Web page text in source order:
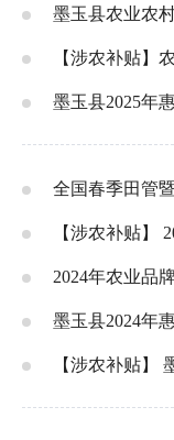
墨玉县农业农村局
【涉农补贴】农业农村部：全国夏
墨玉县2025年
全国春季田管暨春耕备耕工作视频会议强调：
【涉农补贴】 2025
2024年农业品
墨玉县2024年
【涉农补贴】 墨玉县农